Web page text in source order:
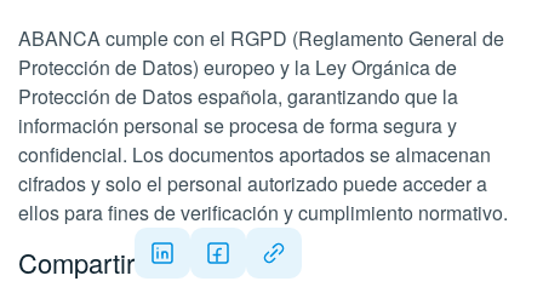
ABANCA cumple con el RGPD (Reglamento General de
Protección de Datos) europeo y la Ley Orgánica de
Protección de Datos española, garantizando que la
información personal se procesa de forma segura y
confidencial. Los documentos aportados se almacenan
cifrados y solo el personal autorizado puede acceder a
ellos para fines de verificación y cumplimiento normativo.
Compartir